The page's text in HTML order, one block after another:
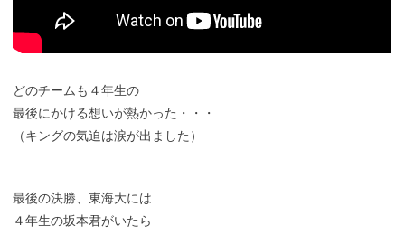
どのチームも４年生の
最後にかける想いが熱かった・・・
（キングの気迫は涙が出ました）
最後の決勝、東海大には
４年生の坂本君がいたら